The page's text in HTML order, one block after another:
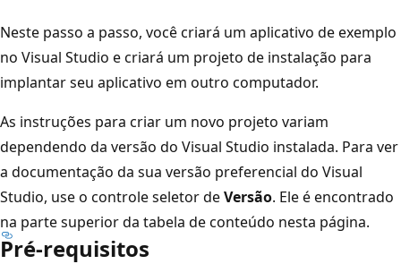
Neste passo a passo, você criará um aplicativo de exemplo
no Visual Studio e criará um projeto de instalação para
implantar seu aplicativo em outro computador.
As instruções para criar um novo projeto variam
dependendo da versão do Visual Studio instalada. Para ver
a documentação da sua versão preferencial do Visual
Studio, use o controle seletor deVersão. Ele é encontrado
na parte superior da tabela de conteúdo nesta página.
Pré-requisitos